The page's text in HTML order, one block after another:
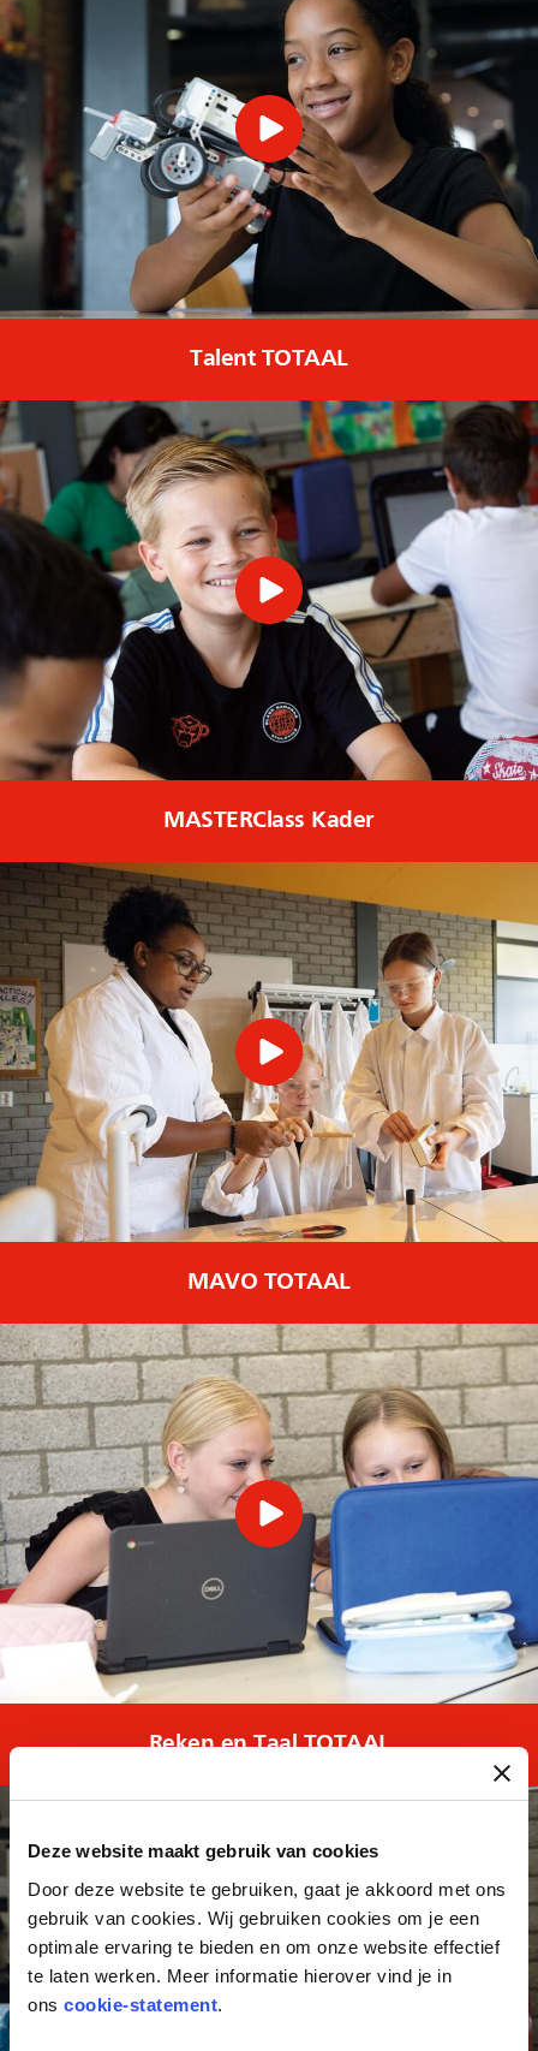
Deze website maakt gebruik van cookies
Door deze website te gebruiken, gaat je akkoord met ons
gebruik van cookies. Wij gebruiken cookies om je een
optimale ervaring te bieden en om onze website effectief
te laten werken. Meer informatie hierover vind je in
ons cookie-statement.
Talent TOTAAL
MASTERClass Kader
MAVO TOTAAL
Reken en Taal TOTAAL